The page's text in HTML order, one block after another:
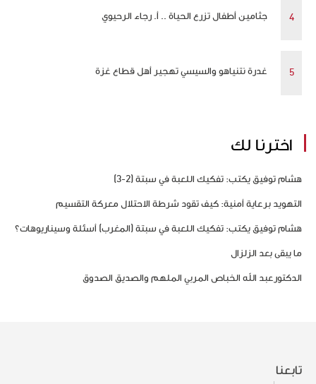
جثامين أطفال تزرع الحياة .. أ. رجاء الرحيوي
غدرة نتنياهو والسيسي تهجير أهل قطاع غزة
اخترنا لك
هشام توفيق يكتب: تفكيك اللعبة في سبتة (2-3)
التهويد برعاية أمنية: كيف تقود شرطة الاحتلال معركة التقسيم
هشام توفيق يكتب: تفكيك اللعبة في سبتة (المغرب) أسئلة وسيناريوهات؟
ما يبقى بعد الزلزال
الدكتورعبد الله الخباص المربي الملهم والصديق الصدوق
تابعنا